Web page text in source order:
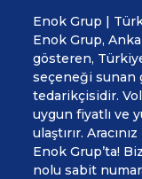
Enok Grup |
Enok Grup,
gösteren,
seçeneği sunan
tedarikçisidir.
uygun fiyatlı ve
ulaştırır.
Enok Grup’ta!
nolu sabit